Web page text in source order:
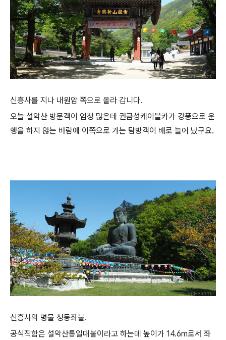
신흥사를 지나 내원암 쪽으로 올라 갑니다.
오늘 설악산 방문객이 엄청 많은데 권금성케이블카가 강풍으로 운
행을 하지 않는 바람에 이쪽으로 가는 탐방객이 배로 늘어 났구요.
신흥사의 명물 청동좌불.
공식직함은 설악산통일대불이라고 하는데 높이가 14.6m로서 좌